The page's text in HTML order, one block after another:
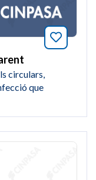
circulars,
que